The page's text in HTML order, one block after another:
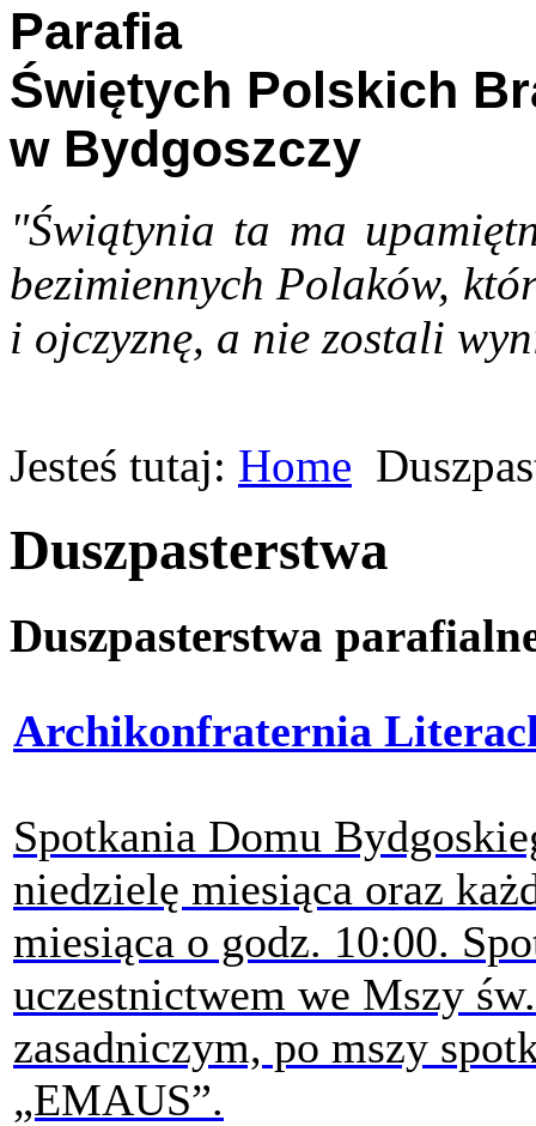
Parafia
Świętych Polskich
w Bydgoszczy
"Świątynia ta ma
bezimiennych Polaków,
i ojczyznę, a nie zostali
Jesteś tutaj: Home
Duszpasterstwa
Duszpasterstwa
Archikonfraternia
Spotkania Domu
niedzielę miesiąca oraz
miesiąca o godz. 10:00.
uczestnictwem we Mszy
zasadniczym, po mszy
„EMAUS”.